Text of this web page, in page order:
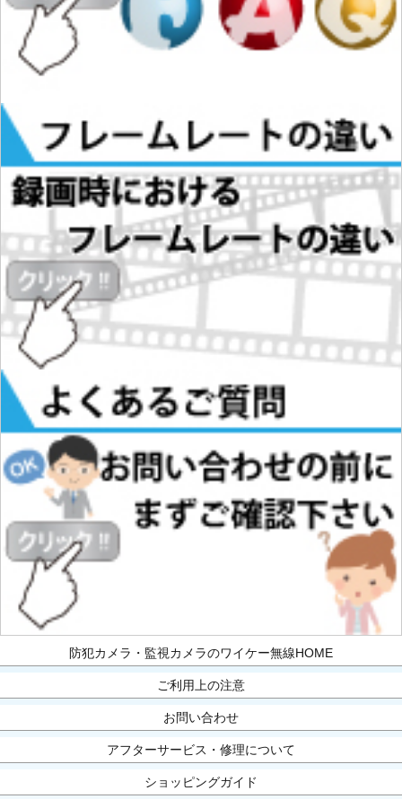
防犯カメラ・監視カメラのワイケー無線HOME
ご利用上の注意
お問い合わせ
アフターサービス・修理について
ショッピングガイド